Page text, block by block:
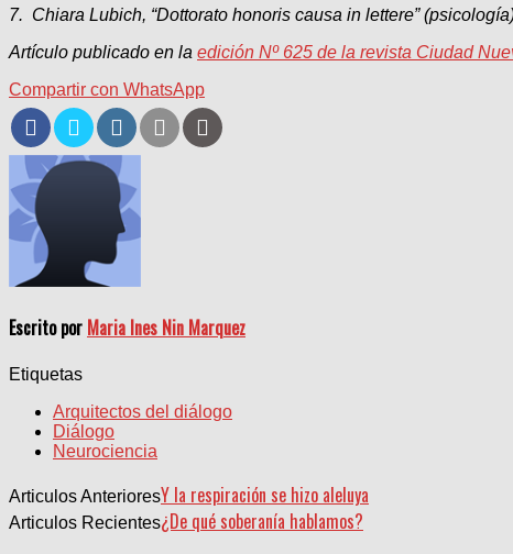
7. Chiara Lubich, “Dottorato honoris causa in lettere”
Artículo publicado en la edición Nº 625 de la revista Ciudad
Compartir con WhatsApp
Escrito por Maria Ines Nin Marquez
Etiquetas
Arquitectos del diálogo
Diálogo
Neurociencia
Articulos AnterioresY la respiración se hizo aleluya
Articulos Recientes¿De qué soberanía hablamos?